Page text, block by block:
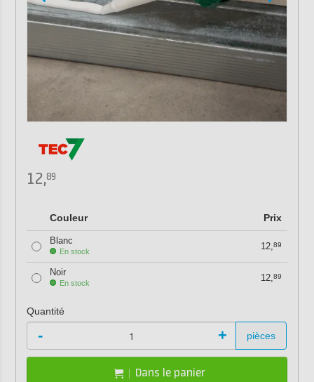
12,89
Couleur Prix
Blanc
En stock 12,89
Noir
En stock 12,89
Quantité
- + pièces
Dans le panier